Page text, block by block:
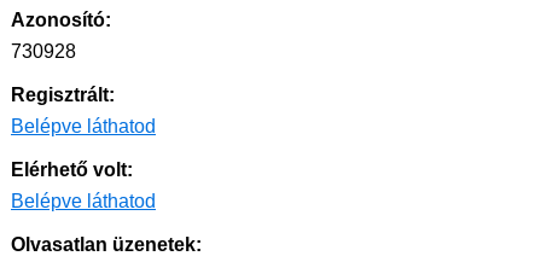
Azonosító:
730928
Regisztrált:
Belépve láthatod
Elérhető volt:
Belépve láthatod
Olvasatlan üzenetek: